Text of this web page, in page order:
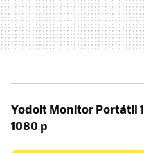
Yodoit Monitor Portátil
1080 p